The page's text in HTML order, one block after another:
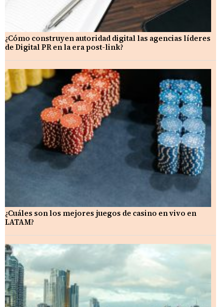
¿Cómo construyen autoridad digital las agencias líderes
de Digital PR en la era post-link?
¿Cuáles son los mejores juegos de casino en vivo en
LATAM?